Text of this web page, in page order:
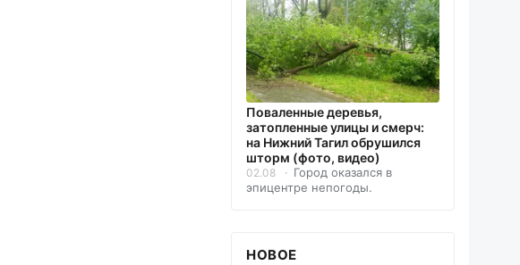
Поваленные деревья,
затопленные улицы и смерч:
на Нижний Тагил обрушился
шторм (фото, видео)
02.08
Город оказался в
эпицентре непогоды.
НОВОЕ